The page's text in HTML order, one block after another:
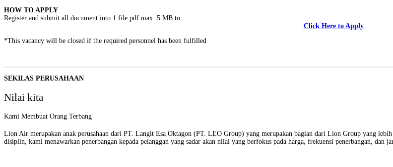
HOW TO APPLY
Register and submit all document into 1 file pdf max. 5 MB to:
Click Here to Apply
*This vacancy will be closed if the required personnel has been fulfilled
SEKILAS PERUSAHAAN
Nilai kita
Kami Membuat Orang Terbang
Lion Air merupakan anak perusahaan dari PT. Langit Esa Oktagon (PT. LEO Group) yang merupakan bagian dari Lion Group yang
disiplin, kami menawarkan penerbangan kepada pelanggan yang sadar akan nilai yang berfokus pada harga, frekuensi penerbangan, dan